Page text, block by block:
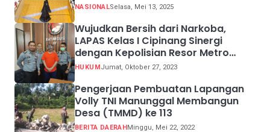
NASIONALSelasa, Mei 13, 2025
Wujudkan Bersih dari Narkoba,
LAPAS Kelas I Cipinang Sinergi
dengan Kepolisian Resor Metro
Jakarta Barat
HUKUMJumat, Oktober 27, 2023
Pengerjaan Pembuatan Lapangan
Volly TNI Manunggal Membangun
Desa (TMMD) ke 113
BERITA DAERAHMinggu, Mei 22, 2022